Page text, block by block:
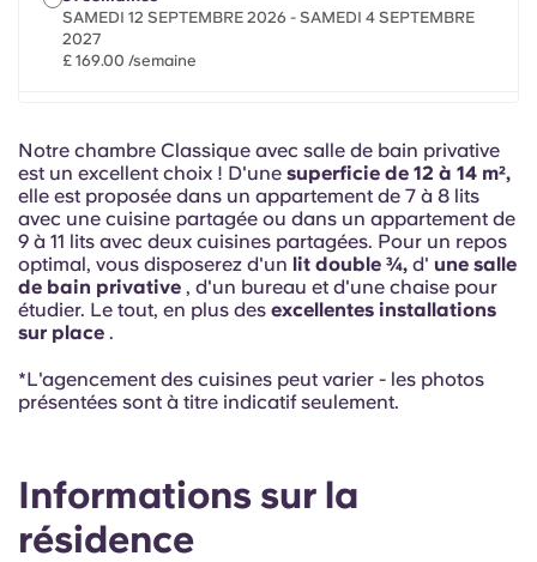
Informations sur la
résidence
SAMEDI 12 SEPTEMBRE 2026 - SAMEDI 4 SEPTEMBRE
2027
£ 169.00 /semaine
minimum 112 nuits entre le 13 septembre 2026 et le 4
septembre 2027
£ 179.00 /semaine
Notre chambre Classique avec salle de bain privative
est un excellent choix ! D'une superficie de 12 à 14 m²,
elle est proposée dans un appartement de 7 à 8 lits
avec une cuisine partagée ou dans un appartement de
9 à 11 lits avec deux cuisines partagées. Pour un repos
optimal, vous disposerez d'un lit double ¾, d' une salle
de bain privative , d'un bureau et d'une chaise pour
étudier. Le tout, en plus des excellentes installations
sur place .
*L'agencement des cuisines peut varier - les photos
présentées sont à titre indicatif seulement.